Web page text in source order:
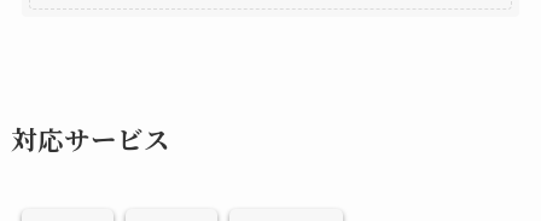
対応サービス